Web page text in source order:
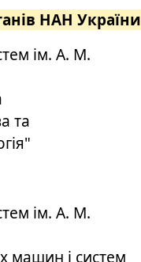
НАН України
ім. А. М.
та
ім. А. М.
машин і систем